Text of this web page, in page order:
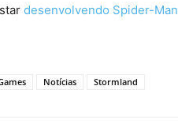
desenvolvendo Spider-Man
Notícias Stormland